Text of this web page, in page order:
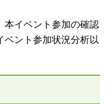
本イベント参加の確認
ベント参加状況分析以